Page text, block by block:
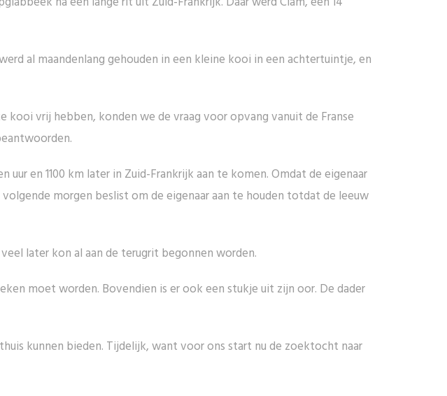
al maandenlang gehouden in een kleine kooi in een achtertuintje, en
vrij hebben, konden we de vraag voor opvang vanuit de Franse
en 1100 km later in Zuid-Frankrijk aan te komen. Omdat de eigenaar
morgen beslist om de eigenaar aan te houden totdat de leeuw
later kon al aan de terugrit begonnen worden.
moet worden. Bovendien is er ook een stukje uit zijn oor. De dader
kunnen bieden. Tijdelijk, want voor ons start nu de zoektocht naar